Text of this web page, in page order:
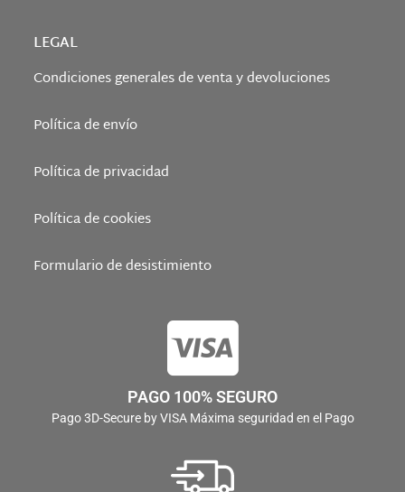
LEGAL
Condiciones generales de venta y devoluciones
Política de envío
Política de privacidad
Política de cookies
Formulario de desistimiento
PAGO 100% SEGURO
Pago 3D-Secure by VISA Máxima seguridad en el Pago